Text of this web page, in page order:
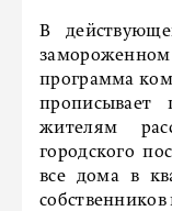
В
программа
прописывает
жителям
городского
все дома в
собственников